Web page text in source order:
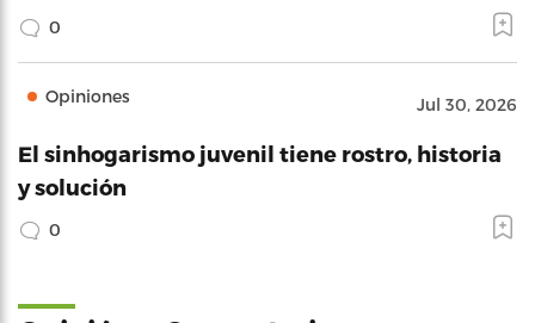
0
Opiniones Jul 30, 2026
El sinhogarismo juvenil tiene rostro, historia
y solución
0